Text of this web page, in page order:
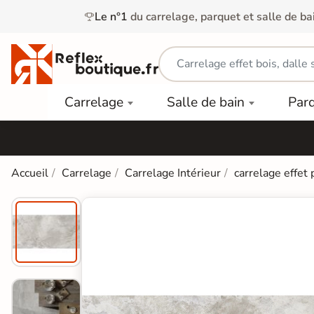
Le n°1 du carrelage, parquet et salle de
Carrelage
Carrelage
Extérieur
Dalle
Terrasse
Sur Plot
Carrelage
Salle de
Bain
Colle &
Finition
Salle de bain
Douche
Baignoires
et Balnéos
WC
Carrelage
Salle de
Bain
Contrecollé
PAR
COULEUR
Stratifié
Bois
clair
TYPE
PVC
Dalles
PVC
Lames
Accueil Carrelage Carrelage Intérieur carrelage effet